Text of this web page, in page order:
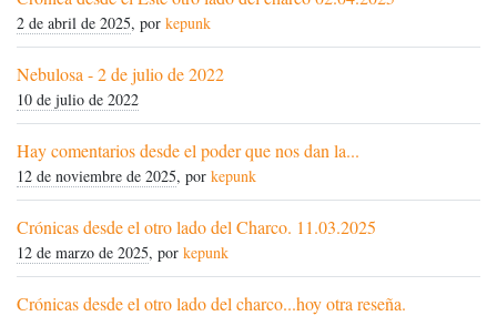
2 de abril de 2025, por kepunk
Nebulosa - 2 de julio de 2022
10 de julio de 2022
Hay comentarios desde el poder que nos dan la...
12 de noviembre de 2025, por kepunk
Crónicas desde el otro lado del Charco. 11.03.2025
12 de marzo de 2025, por kepunk
Crónicas desde el otro lado del charco...hoy otra reseña.